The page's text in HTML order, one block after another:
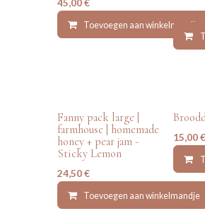
45,00€
Toevoegen aan winkelmandje
45,00
Fanny pack large |
farmhouse | homemade
honey + pear jam -
Sticky Lemon
24,50€
Toevoegen aan winkelmandje
15,00